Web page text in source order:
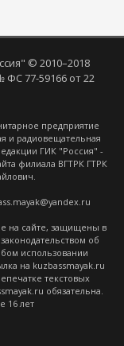
© 2010–2018
77-59166 от 22
предприятие
и радиовещательная
ГИК "Россия" -
филиала ВГТРК ГТРК
на сайте, защищены в
об
использовании
на kuzbassmayak.ru
текстовых
обязательна.
16 лет